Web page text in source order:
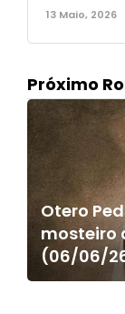
13 Maio, 2026
Próximo
Otero
mosteiro
(06/06/